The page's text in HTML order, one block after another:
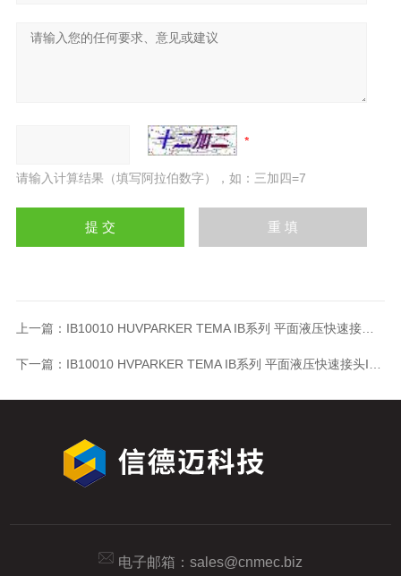
请输入计算结果（填写阿拉伯数字），如：三加四=7
上一篇： IB10010 HUVPARKER TEMA IB系列 平面液压快速接头IB10010 HUV
下一篇： IB10010 HVPARKER TEMA IB系列 平面液压快速接头IB10010 HV
电子邮箱： sales@cnmec.biz